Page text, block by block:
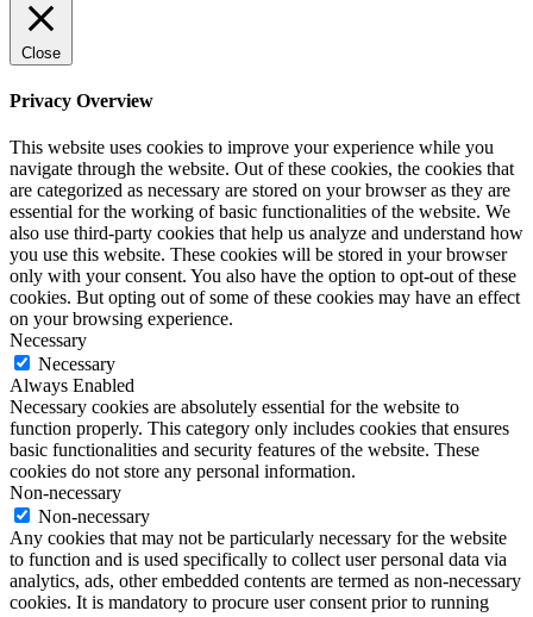
Close
Privacy Overview
This website uses cookies to improve your experience while you
navigate through the website. Out of these cookies, the cookies that
are categorized as necessary are stored on your browser as they are
essential for the working of basic functionalities of the website. We
also use third-party cookies that help us analyze and understand how
you use this website. These cookies will be stored in your browser
only with your consent. You also have the option to opt-out of these
cookies. But opting out of some of these cookies may have an effect
on your browsing experience.
Necessary
Necessary
Always Enabled
Necessary cookies are absolutely essential for the website to
function properly. This category only includes cookies that ensures
basic functionalities and security features of the website. These
cookies do not store any personal information.
Non-necessary
Non-necessary
Any cookies that may not be particularly necessary for the website
to function and is used specifically to collect user personal data via
analytics, ads, other embedded contents are termed as non-necessary
cookies. It is mandatory to procure user consent prior to running